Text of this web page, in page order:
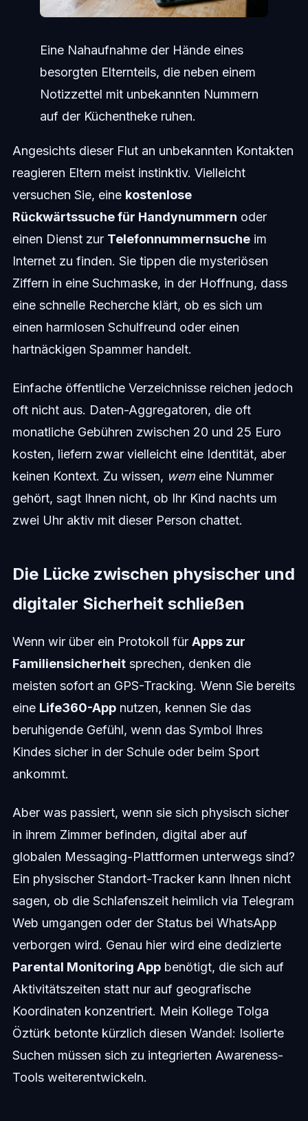
Eine Nahaufnahme der Hände eines
besorgten Elternteils, die neben einem
Notizzettel mit unbekannten Nummern
auf der Küchentheke ruhen.
Angesichts dieser Flut an unbekannten Kontakten
reagieren Eltern meist instinktiv. Vielleicht
versuchen Sie, eine kostenlose
Rückwärtssuche für Handynummern oder
einen Dienst zur Telefonnummernsucheim
Internet zu finden. Sie tippen die mysteriösen
Ziffern in eine Suchmaske, in der Hoffnung, dass
eine schnelle Recherche klärt, ob es sich um
einen harmlosen Schulfreund oder einen
hartnäckigen Spammer handelt.
Einfache öffentliche Verzeichnisse reichen jedoch
oft nicht aus. Daten-Aggregatoren, die oft
monatliche Gebühren zwischen 20 und 25 Euro
kosten, liefern zwar vielleicht eine Identität, aber
keinen Kontext. Zu wissen, wemeine Nummer
gehört, sagt Ihnen nicht, ob Ihr Kind nachts um
zwei Uhr aktiv mit dieser Person chattet.
Die Lücke zwischen physischer und
digitaler Sicherheit schließen
Wenn wir über ein Protokoll für Apps zur
Familiensicherheitsprechen, denken die
meisten sofort an GPS-Tracking. Wenn Sie bereits
eine Life360-Appnutzen, kennen Sie das
beruhigende Gefühl, wenn das Symbol Ihres
Kindes sicher in der Schule oder beim Sport
ankommt.
Aber was passiert, wenn sie sich physisch sicher
in ihrem Zimmer befinden, digital aber auf
globalen Messaging-Plattformen unterwegs sind?
Ein physischer Standort-Tracker kann Ihnen nicht
sagen, ob die Schlafenszeit heimlich via Telegram
Web umgangen oder der Status bei WhatsApp
verborgen wird. Genau hier wird eine dedizierte
Parental Monitoring Appbenötigt, die sich auf
Aktivitätszeiten statt nur auf geografische
Koordinaten konzentriert. Mein Kollege Tolga
Öztürk betonte kürzlich diesen Wandel: Isolierte
Suchen müssen sich zu integrierten Awareness-
Tools weiterentwickeln.